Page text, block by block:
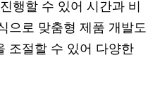
행할 수 있어 시간과 비
으로 맞춤형 제품 개발도
조절할 수 있어 다양한